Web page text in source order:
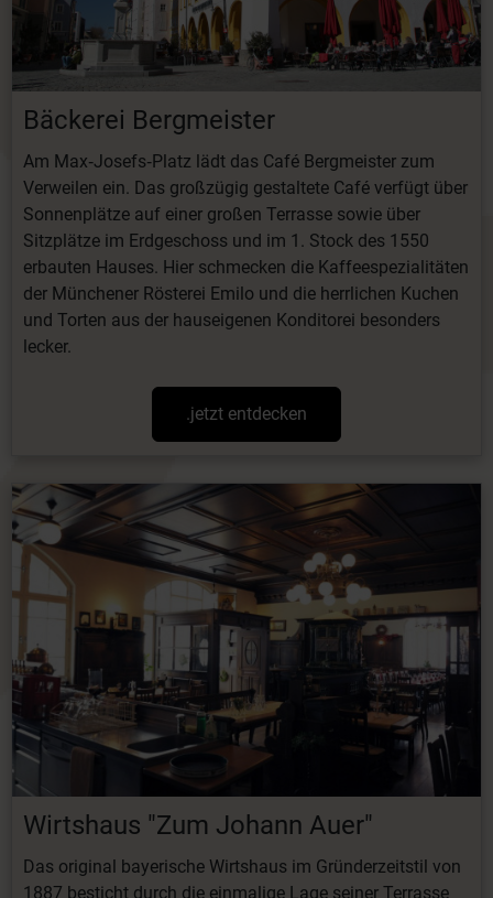
Bäckerei Bergmeister
Am Max‐Josefs‐Platz lädt das Café Bergmeister zum
Verweilen ein. Das großzügig gestaltete Café verfügt über
Sonnenplätze auf einer großen Terrasse sowie über
Sitzplätze im Erdgeschoss und im 1. Stock des 1550
erbauten Hauses. Hier schmecken die Kaffeespezialitäten
der Münchener Rösterei Emilo und die herrlichen Kuchen
und Torten aus der hauseigenen Konditorei besonders
lecker.
.jetzt entdecken
Wirtshaus "Zum Johann Auer"
Das original bayerische Wirtshaus im Gründerzeitstil von
1887 besticht durch die einmalige Lage seiner Terrasse